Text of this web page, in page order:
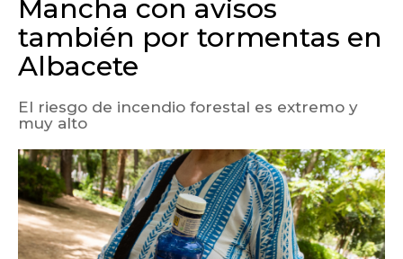
Mancha con avisos
también por tormentas en
Albacete
El riesgo de incendio forestal es extremo y
muy alto